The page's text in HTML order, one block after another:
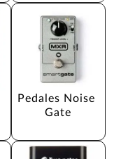
Pedales Noise
Gate